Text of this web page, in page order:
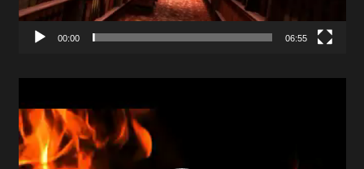
00:00 06:55
Player